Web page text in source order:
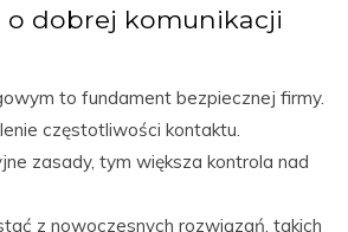
o dobrej komunikacji
to fundament bezpiecznej firmy.
częstotliwości kontaktu.
zasady, tym większa kontrola nad
z nowoczesnych rozwiązań, takich